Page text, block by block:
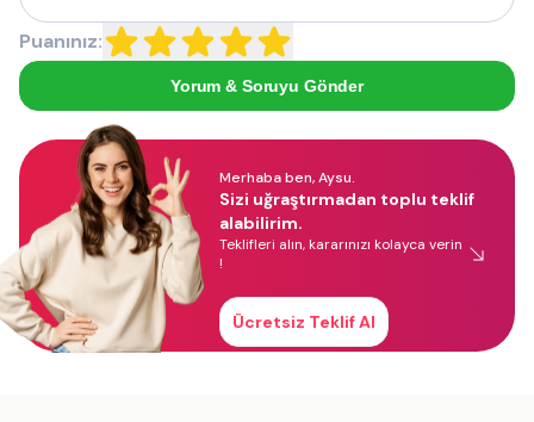
Puanınız:
Yorum & Soruyu Gönder
Merhaba ben, Aysu.
Sizi uğraştırmadan toplu teklif
alabilirim.
Teklifleri alın, kararınızı kolayca verin
!
Ücretsiz Teklif Al